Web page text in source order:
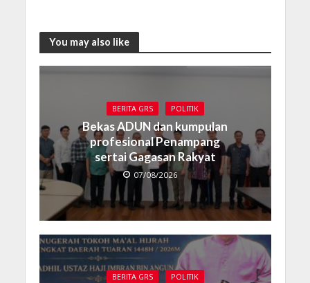
You may also like
BERITA GRS POLITIK
Bekas ADUN dan kumpulan
profesional Penampang
sertai Gagasan Rakyat
07/08/2026
BERITA GRS POLITIK